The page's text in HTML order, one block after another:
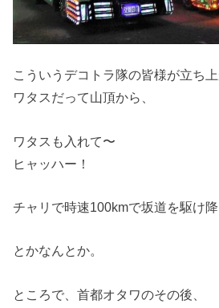
こういうデコトラ隊の皆様が立ち上
ワタスだって山頂から、
ワタスも入れて〜
ヒャッハー！
チャリで時速100kmで坂道を駆け降
とかなんとか。
ところで、首都オタワのその後、